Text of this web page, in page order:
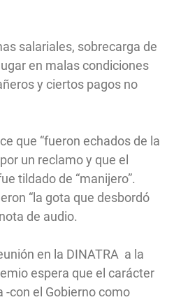
salariales, sobrecarga de
en malas condiciones
y ciertos pagos no
que “fueron echados de la
un reclamo y que el
tildado de “manijero”.
“la gota que desbordó
de audio.
en la DINATRA a la
espera que el carácter
con el Gobierno como